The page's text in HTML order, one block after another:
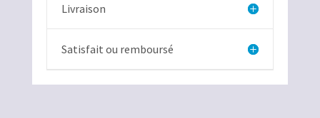
Livraison
Satisfait ou remboursé